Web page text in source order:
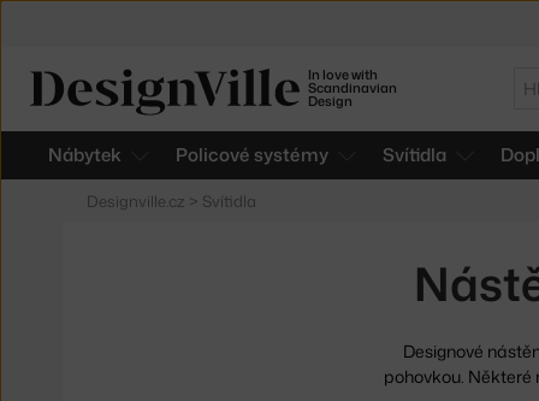
In love with
Scandinavian
Design
Nábytek Policové systémy Svítidla
Designville.cz > Svítidla
Designové
pohovkou. Některé